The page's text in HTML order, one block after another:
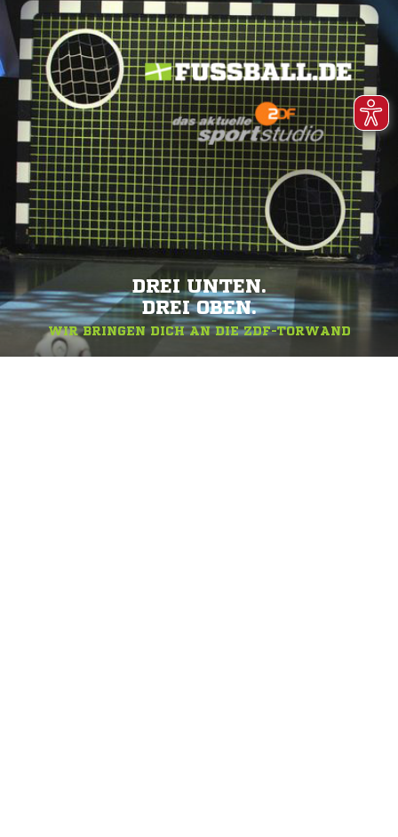
DREI UNTEN.
DREI OBEN.
WIR BRINGEN DICH AN DIE ZDF-TORWAND